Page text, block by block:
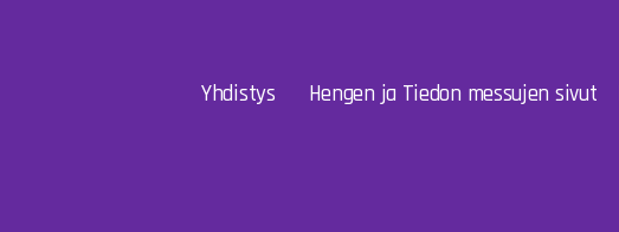
Yhdistys Hengen ja Tiedon messujen sivut